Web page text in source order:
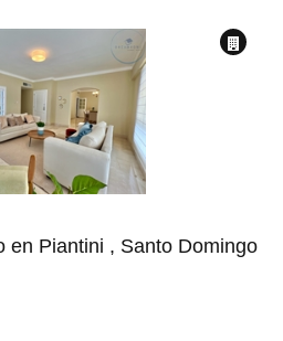
en Piantini , Santo Domingo